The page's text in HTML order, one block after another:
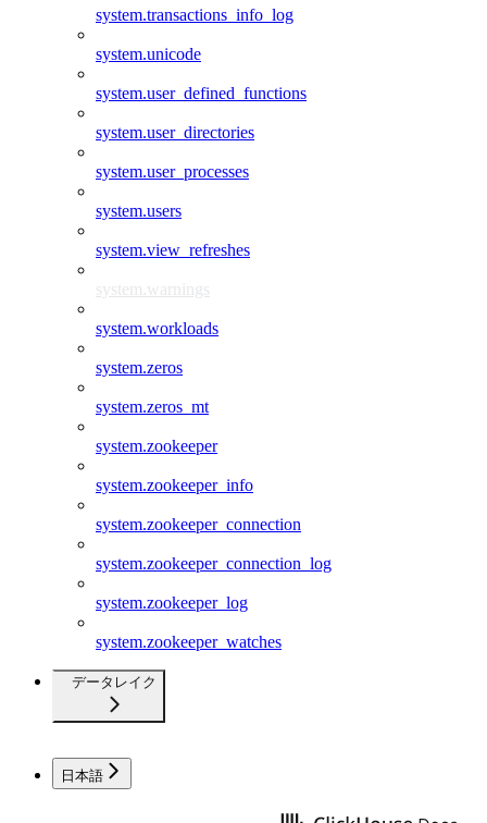
system.transactions_info_log
system.unicode
system.user_defined_functions
system.user_directories
system.user_processes
system.users
system.view_refreshes
system.warnings
system.workloads
system.zeros
system.zeros_mt
system.zookeeper
system.zookeeper_info
system.zookeeper_connection
system.zookeeper_connection_log
system.zookeeper_log
system.zookeeper_watches
データレイク
日本語